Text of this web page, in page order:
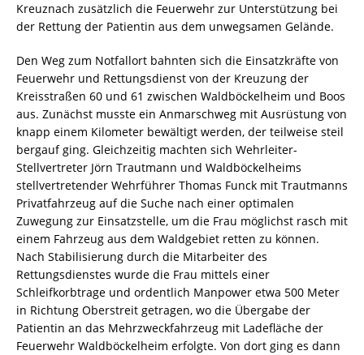
Kreuznach zusätzlich die Feuerwehr zur Unterstützung bei
der Rettung der Patientin aus dem unwegsamen Gelände.
Den Weg zum Notfallort bahnten sich die Einsatzkräfte von
Feuerwehr und Rettungsdienst von der Kreuzung der
Kreisstraßen 60 und 61 zwischen Waldböckelheim und Boos
aus. Zunächst musste ein Anmarschweg mit Ausrüstung von
knapp einem Kilometer bewältigt werden, der teilweise steil
bergauf ging. Gleichzeitig machten sich Wehrleiter-
Stellvertreter Jörn Trautmann und Waldböckelheims
stellvertretender Wehrführer Thomas Funck mit Trautmanns
Privatfahrzeug auf die Suche nach einer optimalen
Zuwegung zur Einsatzstelle, um die Frau möglichst rasch mit
einem Fahrzeug aus dem Waldgebiet retten zu können.
Nach Stabilisierung durch die Mitarbeiter des
Rettungsdienstes wurde die Frau mittels einer
Schleifkorbtrage und ordentlich Manpower etwa 500 Meter
in Richtung Oberstreit getragen, wo die Übergabe der
Patientin an das Mehrzweckfahrzeug mit Ladefläche der
Feuerwehr Waldböckelheim erfolgte. Von dort ging es dann